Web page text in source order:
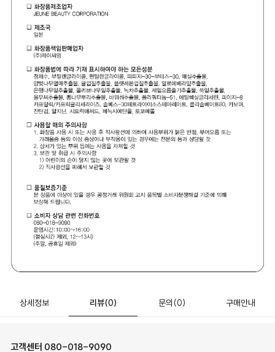
상세정보 리뷰(0) 문의 (0) 구매안내
고객센터 080-018-9090